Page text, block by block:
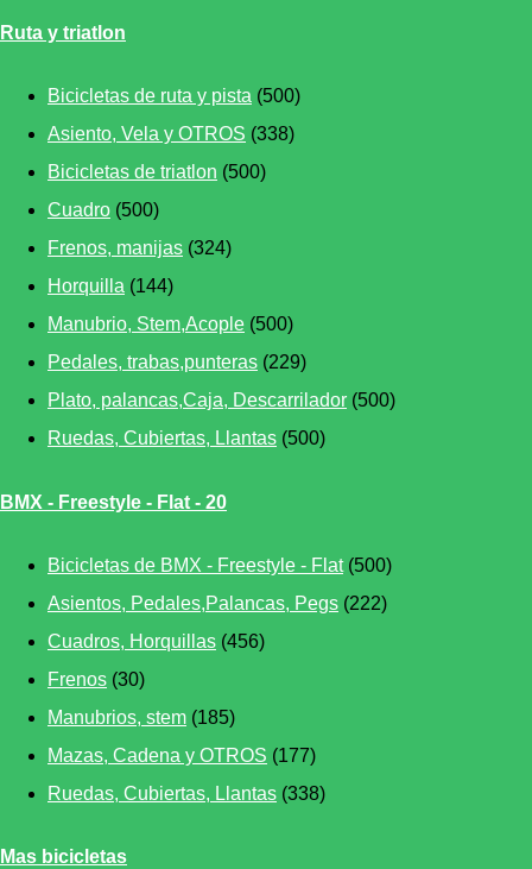
Ruta y triatlon
Bicicletas de ruta y pista (500)
Asiento, Vela y OTROS (338)
Bicicletas de triatlon (500)
Cuadro (500)
Frenos, manijas (324)
Horquilla (144)
Manubrio, Stem,Acople (500)
Pedales, trabas,punteras (229)
Plato, palancas,Caja, Descarrilador (500)
Ruedas, Cubiertas, Llantas (500)
BMX - Freestyle - Flat - 20
Bicicletas de BMX - Freestyle - Flat(500)
Asientos, Pedales,Palancas, Pegs (222)
Cuadros, Horquillas (456)
Frenos (30)
Manubrios, stem (185)
Mazas, Cadena y OTROS (177)
Ruedas, Cubiertas, Llantas (338)
Mas bicicletas